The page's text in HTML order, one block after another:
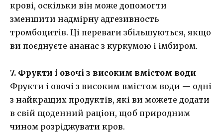
крові, оскільки він може допомогти
зменшити надмірну адгезивность
тромбоцитів. Ці переваги збільшуються, якщо
ви поєднуєте ананас з куркумою і імбиром.
7. Фрукти і овочі з високим вмістом води
Фрукти і овочі з високим вмістом води — одні
з найкращих продуктів, які ви можете додати
в свій щоденний раціон, щоб природним
чином розріджувати кров.